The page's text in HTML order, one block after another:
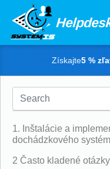
Získajte5 %
1. Inštalácie a
dochádzkového
2 Často kladené